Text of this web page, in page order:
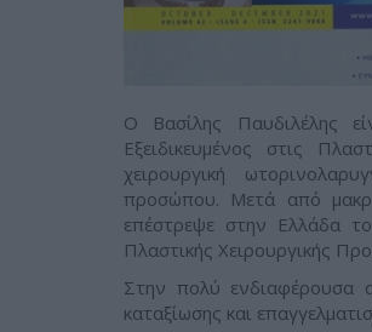
Ο Βασίλης Παυδιλέλης
Εξειδικευμένος στις
χειρουργική
προσώπου. Μετά από
επέστρεψε στην Ελλάδα το
Πλαστικής Χειρουργικής
Στην πολύ ενδιαφέρουσα
καταξίωσης και